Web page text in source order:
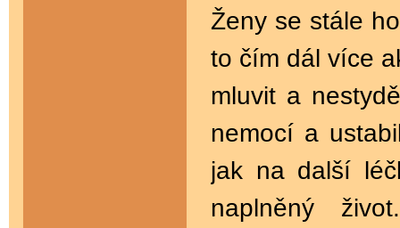
Ženy se stále
to čím dál více
mluvit a
nemocí a
jak na další
naplněný